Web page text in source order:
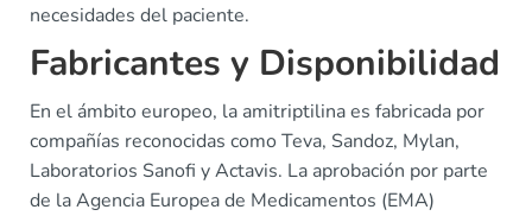
necesidades del paciente.
Fabricantes y Disponibilidad
En el ámbito europeo, la amitriptilina es fabricada por
compañías reconocidas como Teva, Sandoz, Mylan,
Laboratorios Sanofi y Actavis. La aprobación por parte
de la Agencia Europea de Medicamentos (EMA)